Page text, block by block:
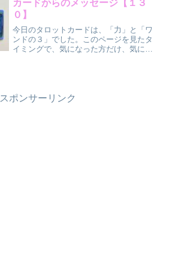
置）
...
カードからのメッセージ【１３
０】
今日のタロットカードは、「力」と「ワ
ンドの３」でした。このページを見たタ
イミングで、気になった方だけ、気にな
ワンド〈火〉の３（正...
スポンサーリンク